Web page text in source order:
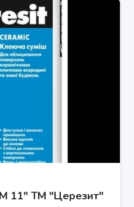
11" ТМ "Церезит"